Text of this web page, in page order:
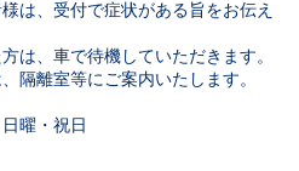
は、受付で症状がある旨をお伝え
は、車で待機していただきます。
隔離室等にご案内いたします。
曜・祝日